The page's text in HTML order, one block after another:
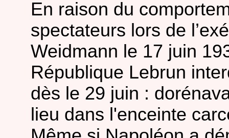
En raison du
spectateurs lors de
Weidmann le 17 juin
République Lebrun
dès le 29 juin :
lieu dans l'enceinte